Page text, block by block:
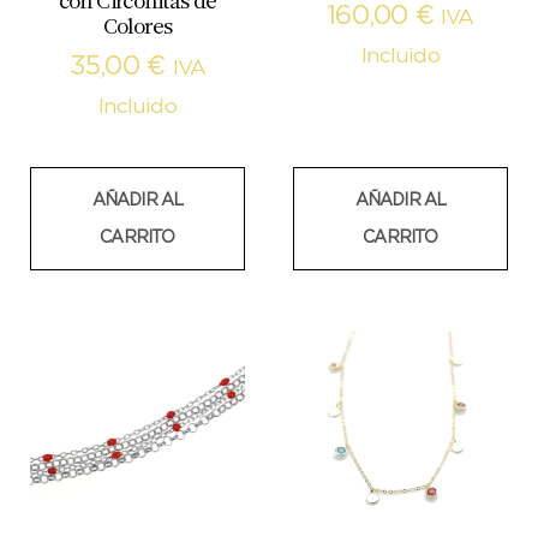
Colores
35,00 €
IVA
Incluido
AÑADIR AL
CARRITO
160,00 €
IVA
Incluido
AÑADIR AL
CARRITO